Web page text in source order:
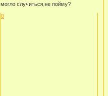
могло случиться,не пойму?
0